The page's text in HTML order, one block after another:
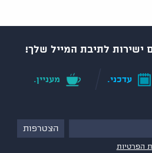
ישירות לתיבת המייל שלך!
עדכני. מעניין.
הפרטיות